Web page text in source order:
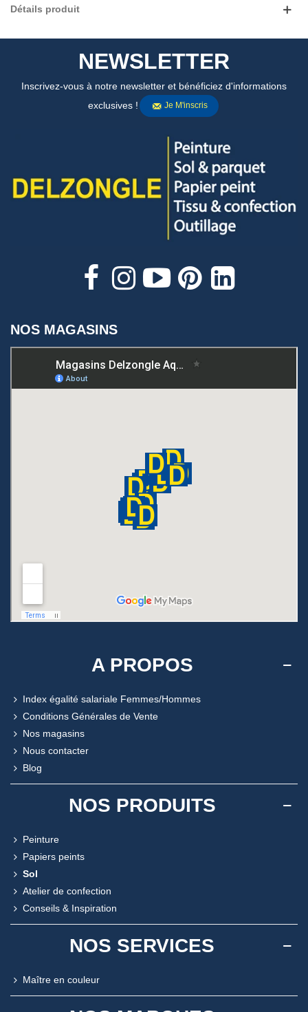
Détails produit
NEWSLETTER
Inscrivez-vous à notre newsletter et bénéficiez d'informations
exclusives !
Je M'inscris
NOS MAGASINS
A PROPOS
Index égalité salariale Femmes/Hommes
Conditions Générales de Vente
Nos magasins
Nous contacter
Blog
NOS PRODUITS
Peinture
Papiers peints
Sol
Atelier de confection
Conseils & Inspiration
NOS SERVICES
Maître en couleur